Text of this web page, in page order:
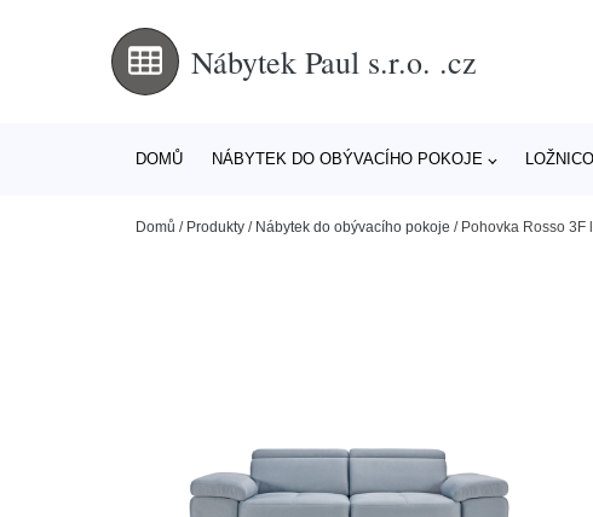
Nábytek Paul s.r.o. .cz
DOMŮ NÁBYTEK DO OBÝVACÍHO POKOJE
Domů / Produkty / Nábytek do obývacího pokoje / Pohovka Rosso 3F